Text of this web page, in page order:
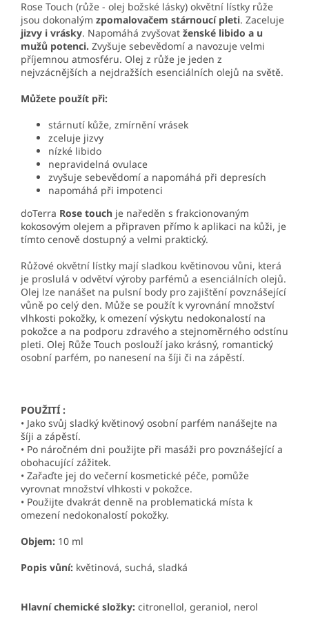
Rose Touch (růže - olej božské lásky) okvětní lístky růže
jsou dokonalým zpomalovačem stárnoucí pleti. Zaceluje
jizvy i vrásky. Napomáhá zvyšovat ženské libido a u
mužů potenci. Zvyšuje sebevědomí a navozuje velmi
příjemnou atmosféru. Olej z růže je jeden z
nejvzácnějších a nejdražších esenciálních olejů na světě.
Můžete použít při:
stárnutí kůže, zmírnění vrásek
zceluje jizvy
nízké libido
nepravidelná ovulace
zvyšuje sebevědomí a napomáhá při depresích
napomáhá při impotenci
doTerra Rose touch je naředěn s frakcionovaným
kokosovým olejem a připraven přímo k aplikaci na kůži, je
tímto cenově dostupný a velmi praktický.
Růžové okvětní lístky mají sladkou květinovou vůni, která
je proslulá v odvětví výroby parfémů a esenciálních olejů.
Olej lze nanášet na pulsní body pro zajištění povznášející
vůně po celý den. Může se použít k vyrovnání množství
vlhkosti pokožky, k omezení výskytu nedokonalostí na
pokožce a na podporu zdravého a stejnoměrného odstínu
pleti. Olej Růže Touch poslouží jako krásný, romantický
osobní parfém, po nanesení na šíji či na zápěstí.
POUŽITÍ :
• Jako svůj sladký květinový osobní parfém nanášejte na
šíji a zápěstí.
• Po náročném dni použijte při masáži pro povznášející a
obohacující zážitek.
• Zařaďte jej do večerní kosmetické péče, pomůže
vyrovnat množství vlhkosti v pokožce.
• Použijte dvakrát denně na problematická místa k
omezení nedokonalostí pokožky.
Objem: 10 ml
Popis vůní: květinová, suchá, sladká
Hlavní chemické složky: citronellol, geraniol, nerol